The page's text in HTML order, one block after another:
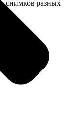
снимков разных